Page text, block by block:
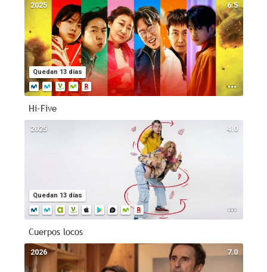
6.5
Quedan 13 días
2025
Hi-Five
4.0
Quedan 13 días
2025
Cuerpos locos
7.0
2026